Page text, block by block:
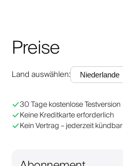
Preise
Land auswählen:
30 Tage kostenlose Testversion
Keine Kreditkarte erforderlich
Kein Vertrag – jederzeit kündbar